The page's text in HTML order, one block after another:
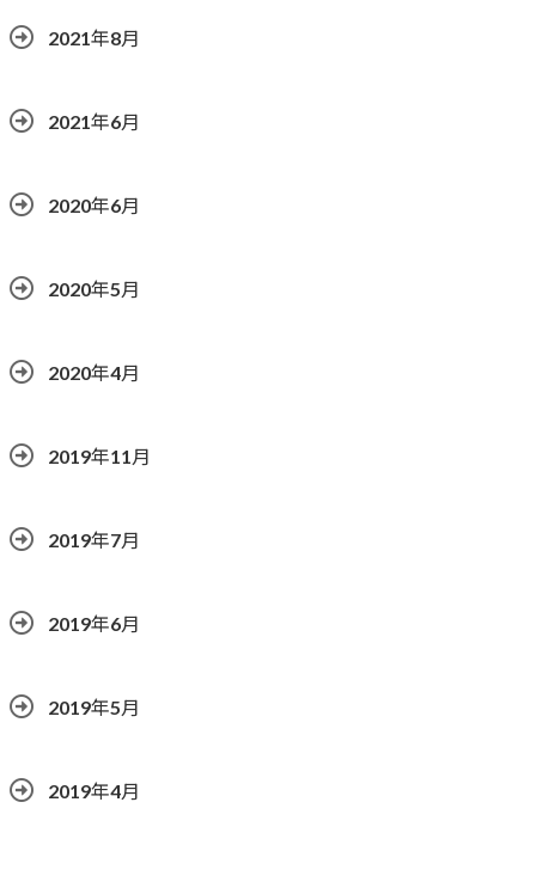
2021年8月
2021年6月
2020年6月
2020年5月
2020年4月
2019年11月
2019年7月
2019年6月
2019年5月
2019年4月